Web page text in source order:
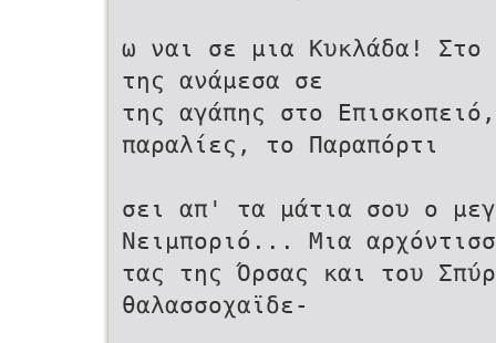
ω ναι σε μια Κυκλάδα! Στο
της ανάμεσα σε
της αγάπης στο
παραλίες, το Παραπόρτι
σει απ' τα μάτια σου ο
Νειμποριό... Μια
τας της Όρσας και του
θαλασσοχαϊδε-